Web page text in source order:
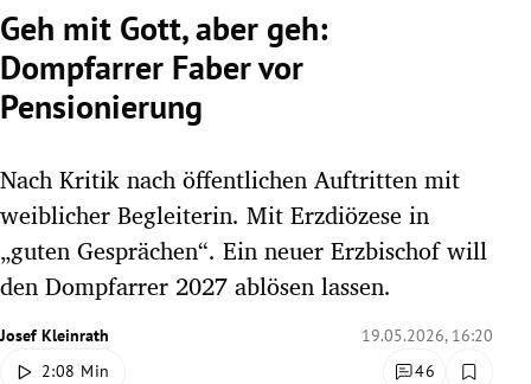
Untermenü
Untermenü
Untermenü
Untermenü
Untermenü
Geh mit Gott, aber geh:
Dompfarrer Faber vor
Pensionierung
Nach Kritik nach öffentlichen Auftritten mit
weiblicher Begleiterin. Mit Erzdiözese in
„guten Gesprächen“. Ein neuer Erzbischof will
den Dompfarrer 2027 ablösen lassen.
Josef Kleinrath
19.05.2026, 16:20
2:08 Min
46